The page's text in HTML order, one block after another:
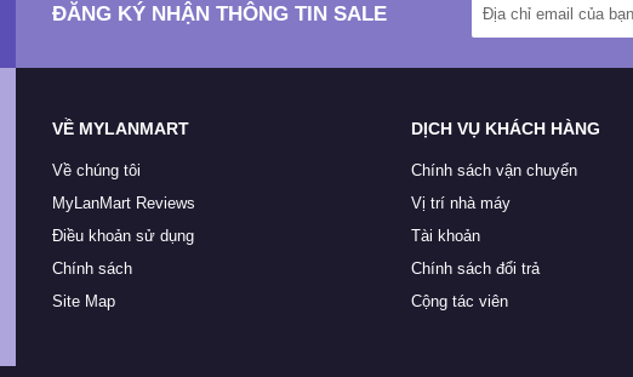
ĐĂNG KÝ NHẬN THÔNG TIN SALE
VỀ MYLANMART
Về chúng tôi
MyLanMart Reviews
Điều khoản sử dụng
Chính sách
Site Map
DỊCH VỤ KHÁCH HÀNG
Chính sách vận chuyển
Vị trí nhà máy
Tài khoản
Chính sách đổi trả
Cộng tác viên